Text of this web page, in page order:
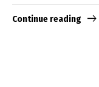
Continue reading